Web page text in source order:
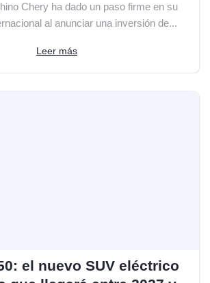
Chery ha dado un paso firme en su
al anunciar una inversión de...
Leer más
el nuevo SUV eléctrico